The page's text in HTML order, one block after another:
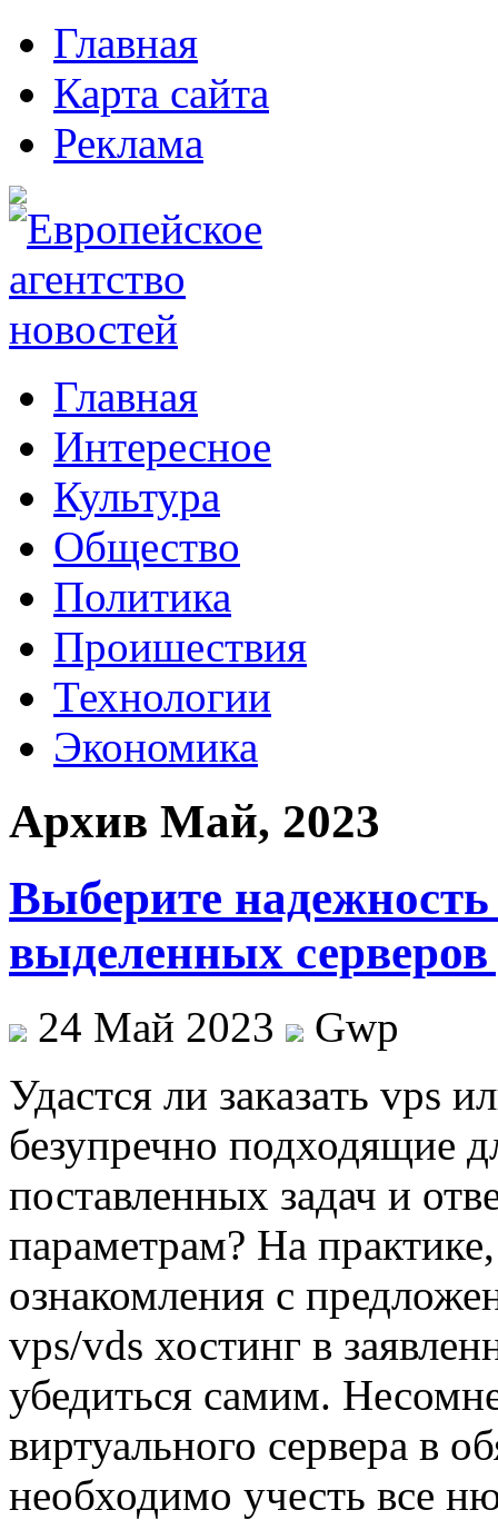
Главная
Карта сайта
Реклама
Главная
Интересное
Культура
Общество
Политика
Проишествия
Технологии
Экономика
Архив Май, 2023
Выберите
выделенных
24 Май 2023
Gwp
Удaстся ли зaкaзaть vps
безупречно подходящие
поставленных задач и
параметрам? На
ознакомления с
vps/vds хостинг в
убедиться самим.
виртуального сервера в
необходимо учесть все